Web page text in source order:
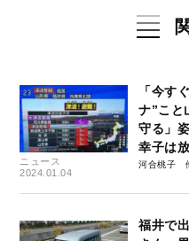
ニュース
2024.01.04
「今す
ナ”こと
守る」
幸子は
河合桃子
福井で